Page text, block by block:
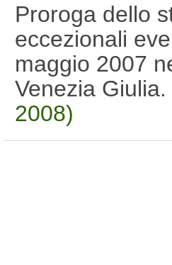
Proroga dello
eccezionali
maggio 2007
Venezia Giulia.
2008)